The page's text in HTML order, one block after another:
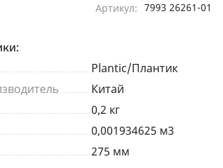
Артикул: 7993 26261-01
Plantic/Плантик
Китай
0,2 кг
0,001934625 м3
275 мм